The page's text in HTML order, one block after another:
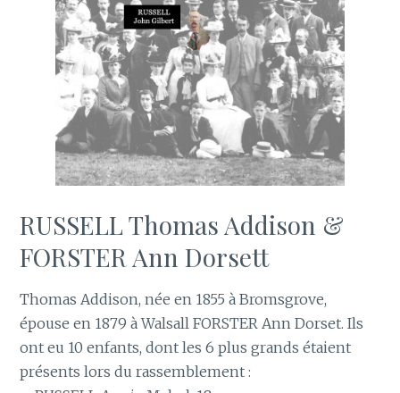
RUSSELL Thomas Addison &
FORSTER Ann Dorsett
Thomas Addison, née en 1855 à Bromsgrove,
épouse en 1879 à Walsall FORSTER Ann Dorset. Ils
ont eu 10 enfants, dont les 6 plus grands étaient
présents lors du rassemblement :